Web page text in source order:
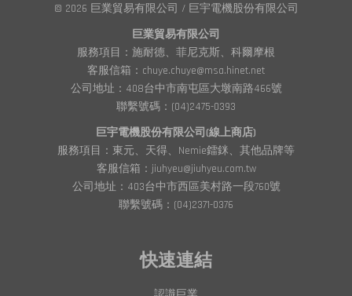
© 2026 巨業貿易有限公司 / 巨宇電機股份有限公司
巨業貿易有限公司
服務項目：施耐德、菲尼克斯、科爾摩根
客服信箱：chuye.chuye@msa.hinet.net
公司地址：408台中市南屯區大墩南路466號
聯繫號碼：(04)2475-0393
巨宇電機股份有限公司(線上商店)
服務項目：東元、天得、Nemie鐳銤、其他品牌等
客服信箱：jiuhyeu@jiuhyeu.com.tw
公司地址：403台中市西區美村路一段760號
聯繫號碼：(04)2371-0376
快速連結